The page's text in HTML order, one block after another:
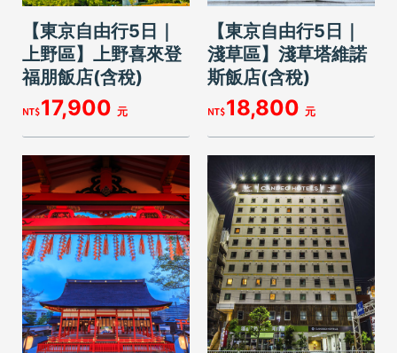
【東京自由行5日｜
上野區】上野喜來登
福朋飯店(含稅)
17,900
【東京自由行5日｜
淺草區】淺草塔維諾
斯飯店(含稅)
18,800